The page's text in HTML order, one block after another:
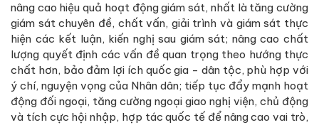
nâng cao hiệu quả hoạt động giám sát, nhất là tăng cường
giám sát chuyên đề, chất vấn, giải trình và giám sát thực
hiện các kết luận, kiến nghị sau giám sát; nâng cao chất
lượng quyết định các vấn đề quan trọng theo hướng thực
chất hơn, bảo đảm lợi ích quốc gia - dân tộc, phù hợp với
ý chí, nguyện vọng của Nhân dân; tiếp tục đẩy mạnh hoạt
động đối ngoại, tăng cường ngoại giao nghị viện, chủ động
và tích cực hội nhập, hợp tác quốc tế để nâng cao vai trò,